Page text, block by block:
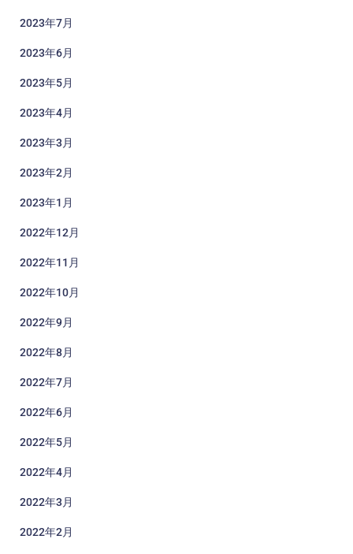
2023年7月
2023年6月
2023年5月
2023年4月
2023年3月
2023年2月
2023年1月
2022年12月
2022年11月
2022年10月
2022年9月
2022年8月
2022年7月
2022年6月
2022年5月
2022年4月
2022年3月
2022年2月